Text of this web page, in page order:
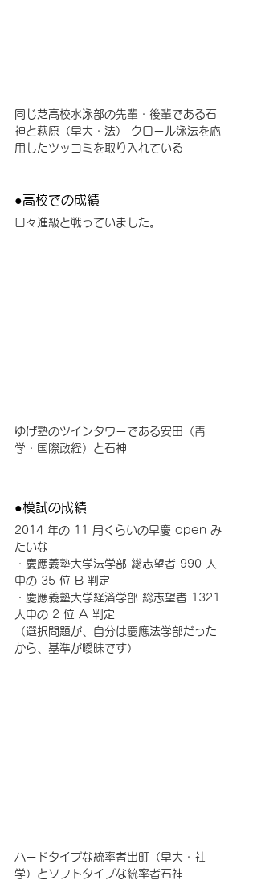
同じ芝高校水泳部の先輩・後輩である石
神と萩原（早大・法） クロール泳法を応
用したツッコミを取り入れている
●高校での成績
日々進級と戦っていました
ゆげ塾のツインタワーである安田（青
学・国際政経）と石神
●模試の成績
2014 年の 11 月くらいの早慶 open み
たいな
・慶應義塾大学法学部 総志望者 990 人
中の 35 位 B 判定
・慶應義塾大学経済学部 総志望者 1321
人中の 2 位 A 判定
（選択問題が、自分は慶應法学部だった
から、基準が曖昧です）
ハードタイプな統率者出町（早大・社
学）とソフトタイプな統率者石神